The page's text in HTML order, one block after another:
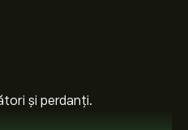
și perdanți.